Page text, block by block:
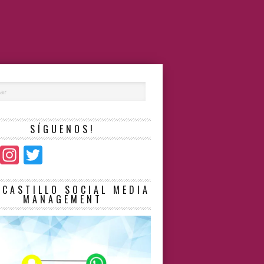
SÍGUENOS!
Instagram
SOCIAL MEDIA
MANAGEMENT